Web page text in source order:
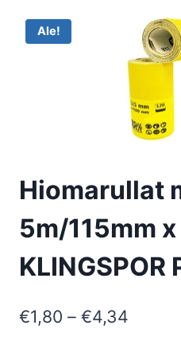
Ale!
Hiomarullat
5m/115mm
KLINGSPOR
€1,80 – €4,34